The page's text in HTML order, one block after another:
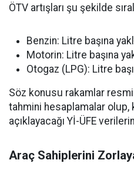
ÖTV artışları şu şekilde
Benzin: Litre başına
Motorin: Litre başına
Otogaz (LPG): Litre
Söz konusu rakamlar
tahmini hesaplamalar olup,
açıklayacağı Yİ-ÜFE
Araç Sahiplerini